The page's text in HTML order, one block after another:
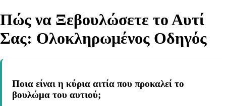
Πώς να Ξεβουλώσετε το Αυτί
Σας: Ολοκληρωμένος Οδηγός
Ποια είναι η κύρια αιτία που προκαλεί το
βουλώμα του αυτιού;